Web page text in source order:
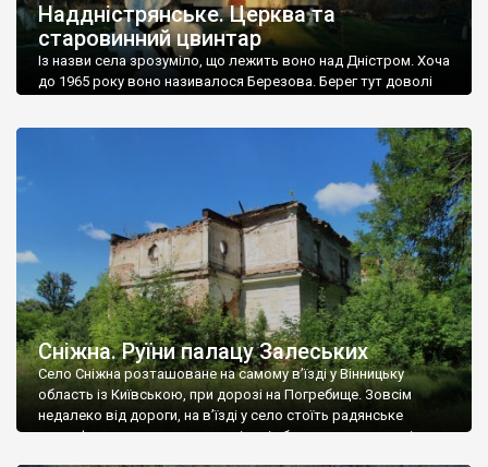
Наддністрянське. Церква та
старовинний цвинтар
Із назви села зрозуміло, що лежить воно над Дністром. Хоча
до 1965 року воно називалося Березова. Берег тут доволі
Наддністрянське відрізняється від більшості навколишніх
сіл. У селі є мурована Михайлівська церква. Точної дати […]
Сніжна. Руїни палацу Залеських
Село Сніжна розташоване на самому в’їзді у Вінницьку
область із Київською, при дорозі на Погребище. Зовсім
недалеко від дороги, на в’їзді у село стоїть радянське
рельєфне пано, яке показує жінку і яблуню, а трохи далі, десь